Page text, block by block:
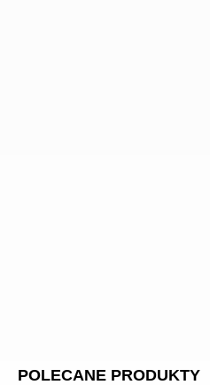
POLECANE PRODUKTY